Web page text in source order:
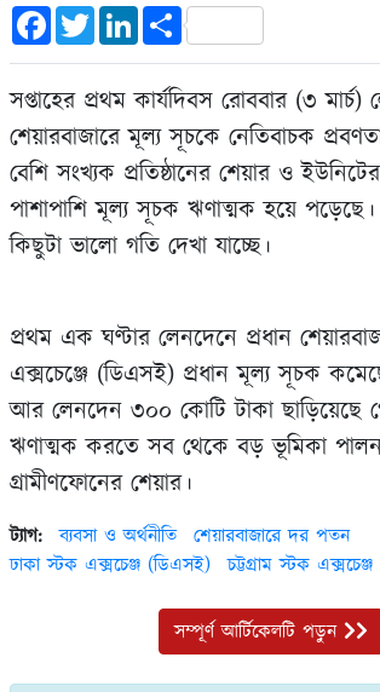
FacebookTwitterLinkedInShare
সপ্তাহের প্রথম কার্যদিবস রোববার (৩
শেয়ারবাজারে মূল্য সূচকে নেতিবাচক
বেশি সংখ্যক প্রতিষ্ঠানের শেয়ার ও
পাশাপাশি মূল্য সূচক ঋণাত্মক হয়ে
কিছুটা ভালো গতি দেখা যাচ্ছে।
প্রথম এক ঘণ্টার লেনদেনে প্রধান
এক্সচেঞ্জে (ডিএসই) প্রধান মূল্য সূচক
আর লেনদেন ৩০০ কোটি টাকা ছাড়িয়েছে
ঋণাত্মক করতে সব থেকে বড় ভূমিকা
গ্রামীণফোনের শেয়ার।
ট্যাগ: ব্যবসা ও অর্থনীতি
শেয়ারবাজারে দর পতন
ঢাকা স্টক এক্সচেঞ্জ (ডিএসই)
চট্টগ্রাম স্টক এক্সচেঞ্জ
সম্পূর্ণ আর্টিকেলটি পড়ুন